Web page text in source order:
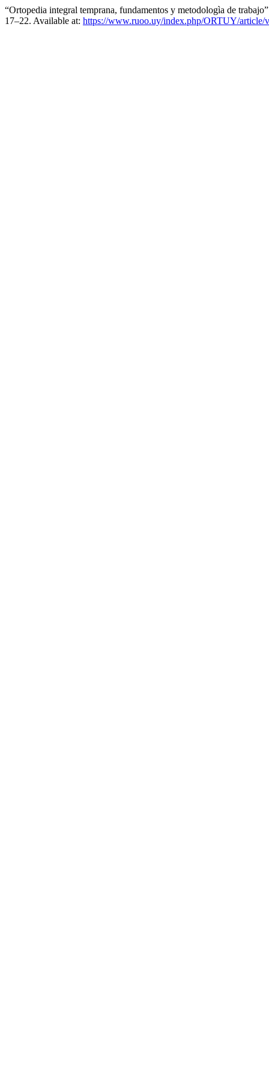
“Ortopedia integral temprana, fundamentos y metodologìa de
17–22. Available at: https://www.ruoo.uy/index.php/ORTUY/article/